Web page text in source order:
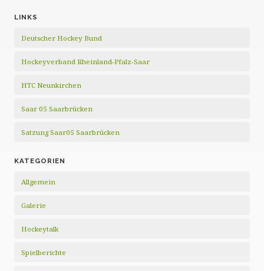
LINKS
Deutscher Hockey Bund
Hockeyverband Rheinland-Pfalz-Saar
HTC Neunkirchen
Saar 05 Saarbrücken
Satzung Saar05 Saarbrücken
KATEGORIEN
Allgemein
Galerie
Hockeytalk
Spielberichte